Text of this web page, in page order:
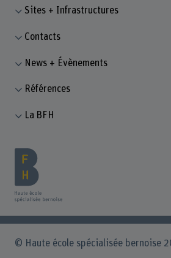
Sites + Infrastructures
Contacts
News + Évènements
Références
La BFH
© Haute école spécialisée bernoise